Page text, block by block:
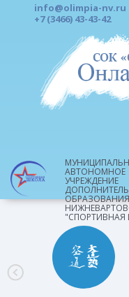
info@olimpia-nv.ru
+7 (3466) 43-43-42
АВТОНОМНОЕ
УЧРЕЖДЕНИЕ
ОБРАЗОВАНИЯ